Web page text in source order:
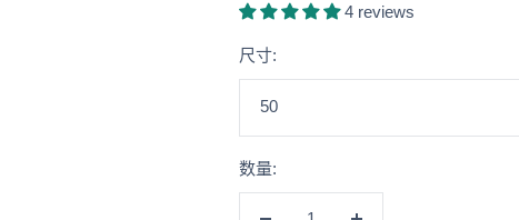
4 reviews
尺寸:
50
数量: